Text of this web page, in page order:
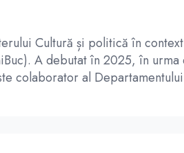
Cultură și politică în
A debutat în 2025, în urma
colaborator al